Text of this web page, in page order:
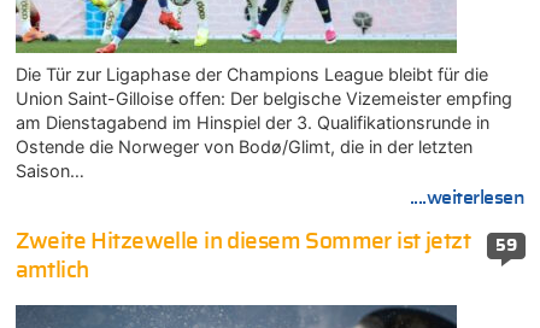
Die Tür zur Ligaphase der Champions League bleibt für die
Union Saint-Gilloise offen: Der belgische Vizemeister empfing
am Dienstagabend im Hinspiel der 3. Qualifikationsrunde in
Ostende die Norweger von Bodø/Glimt, die in der letzten
Saison…
....weiterlesen
59
Zweite Hitzewelle in diesem Sommer ist jetzt
amtlich